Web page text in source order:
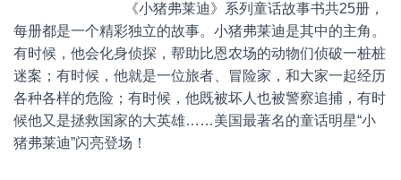
《小猪弗莱迪》系列童话故事书共25册，
每册都是一个精彩独立的故事。小猪弗莱迪是其中的主角。
有时候，他会化身侦探，帮助比恩农场的动物们侦破一桩桩
迷案；有时候，他就是一位旅者、冒险家，和大家一起经历
各种各样的危险；有时候，他既被坏人也被警察追捕，有时
候他又是拯救国家的大英雄……美国最著名的童话明星“小
猪弗莱迪”闪亮登场！